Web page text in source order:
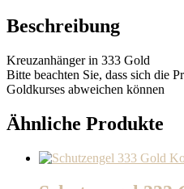
Beschreibung
Kreuzanhänger in 333 Gold
Bitte beachten Sie, dass sich die
Goldkurses abweichen können
Ähnliche Produkte